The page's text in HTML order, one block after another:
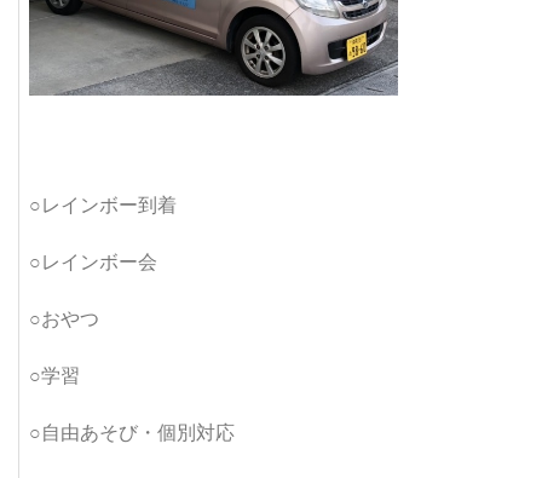
○レインボー到着
○レインボー会
○おやつ
○学習
○自由あそび・個別対応